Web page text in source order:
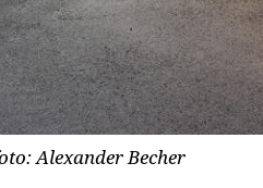
Alexander Becher